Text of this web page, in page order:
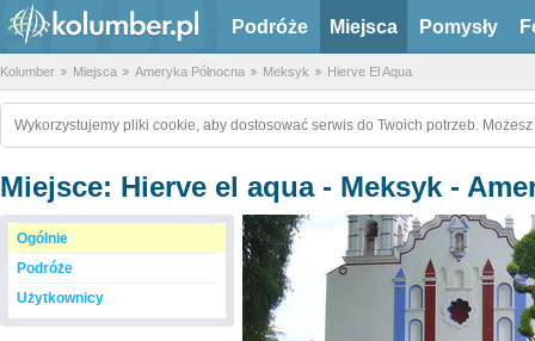
Podróże Miejsca Pomysły
Kolumber Miejsca Ameryka Północna Meksyk Hierve El Aqua
Wykorzystujemy pliki cookie, aby dostosować serwis do Twoich potrzeb.
Miejsce: Hierve el aqua - Meksyk -
Ogólnie
Podróże
Użytkownicy